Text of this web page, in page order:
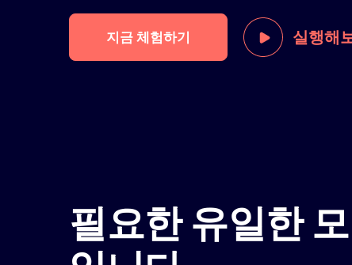
지금 체험하기 실행해
필요한 유일한